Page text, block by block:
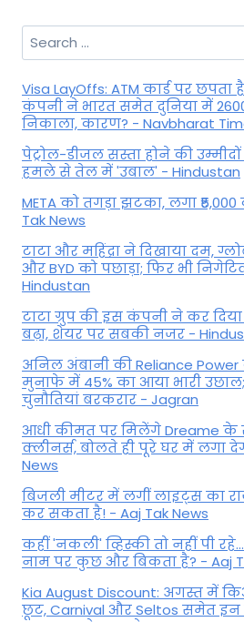
Search
for:
Visa LayOffs: ATM कार्ड पर
कंपनी ने भारत समेत दुनिया में
निकाला, कारण? - Navbharat
पेट्रोल-डीजल सस्ता होने की
हमले से तेल में 'उबाल' - Hindustan
META को तगड़ा झटका, लगा ₹5,000
Tak News
टाटा और महिंद्रा ने दिखाया दम,
और BYD को पछाड़ा; फिर भी
Hindustan
टाटा ग्रुप की इस कंपनी ने कर
बढ़ा, शेयर पर सबकी नजर -
अनिल अंबानी की Reliance
मुनाफे में 45% का आया भारी
चुनौतियां बरकरार - Jagran
आधी कीमत पर मिलेंगे Dreame के
क्लीनर्स, बोलते ही पूरे घर में लगा
News
बिजली मीटर में लगीं लाइट्स का
कर सकता है! - Aaj Tak News
कहीं 'नकली' व्हिस्की तो नहीं पी
नाम पर कुछ और बिकता है? - Aaj
Kia August Discount: अगस्त में
छूट, Carnival और Seltos समेत इन